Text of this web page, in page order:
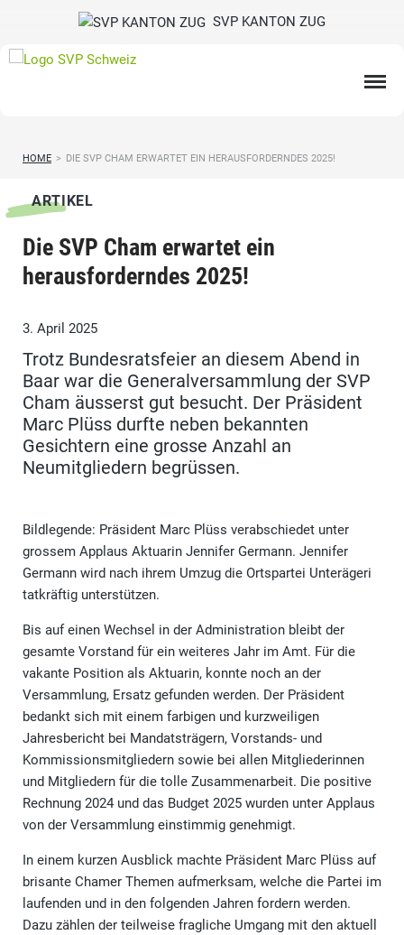
SVP KANTON ZUG
HOME > DIE SVP CHAM ERWARTET EIN HERAUSFORDERNDES 2025!
ARTIKEL
Die SVP Cham erwartet ein
herausforderndes 2025!
3. April 2025
Trotz Bundesratsfeier an diesem Abend in
Baar war die Generalversammlung der SVP
Cham äusserst gut besucht. Der Präsident
Marc Plüss durfte neben bekannten
Gesichtern eine grosse Anzahl an
Neumitgliedern begrüssen.
Bildlegende: Präsident Marc Plüss verabschiedet unter
grossem Applaus Aktuarin Jennifer Germann. Jennifer
Germann wird nach ihrem Umzug die Ortspartei Unterägeri
tatkräftig unterstützen.
Bis auf einen Wechsel in der Administration bleibt der
gesamte Vorstand für ein weiteres Jahr im Amt. Für die
vakante Position als Aktuarin, konnte noch an der
Versammlung, Ersatz gefunden werden. Der Präsident
bedankt sich mit einem farbigen und kurzweiligen
Jahresbericht bei Mandatsträgern, Vorstands- und
Kommissionsmitgliedern sowie bei allen Mitgliederinnen
und Mitgliedern für die tolle Zusammenarbeit. Die positive
Rechnung 2024 und das Budget 2025 wurden unter Applaus
von der Versammlung einstimmig genehmigt.
In einem kurzen Ausblick machte Präsident Marc Plüss auf
brisante Chamer Themen aufmerksam, welche die Partei im
laufenden und in den folgenden Jahren fordern werden.
Dazu zählen der teilweise fragliche Umgang mit den aktuell